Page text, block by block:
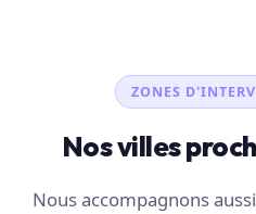
ZONES
Nos villes
Nous accompagnons